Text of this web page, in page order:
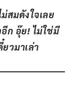
สมดังใจเลย
ก อุ๊ย! ไม่ใช่มี
วมาเล่า